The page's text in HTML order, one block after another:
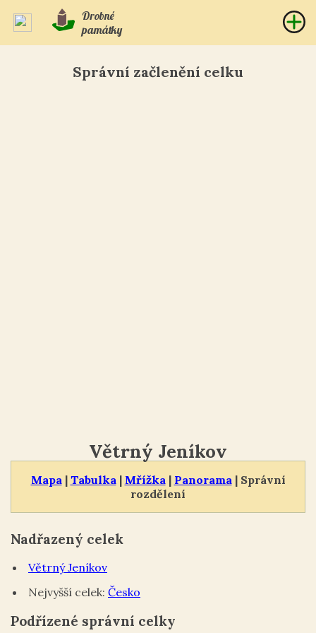
Drobné
památky
Správní začlenění celku
Mapa | Tabulka | Mřížka | Panorama | Správní
rozdělení
Větrný Jeníkov
Nadřazený celek
Větrný Jeníkov
Nejvyšší celek: Česko
Podřízené správní celky